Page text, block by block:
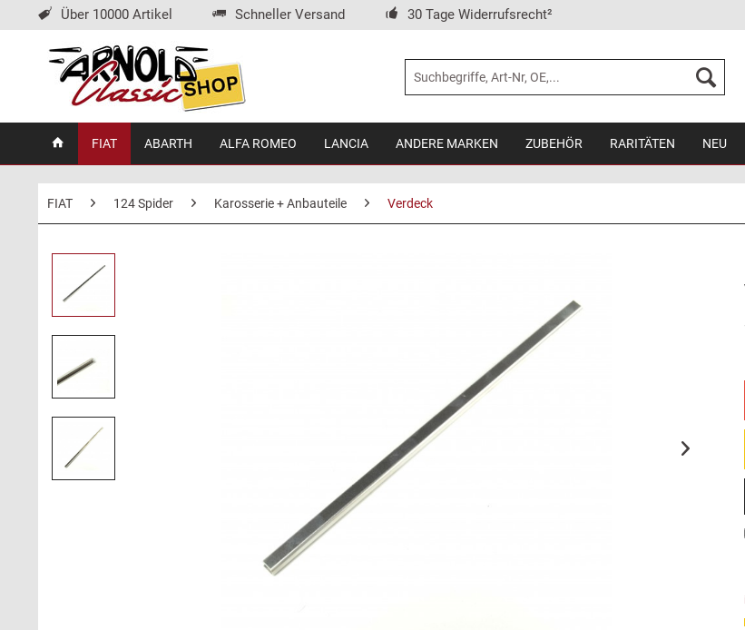
Über 10000 Artikel Schneller Versand 30 Tage Widerrufsrecht²
FIAT ABARTH ALFA ROMEO LANCIA ANDERE MARKEN ZUBEHÖR RARITÄTEN NEU
FIAT 124 Spider Karosserie + Anbauteile Verdeck